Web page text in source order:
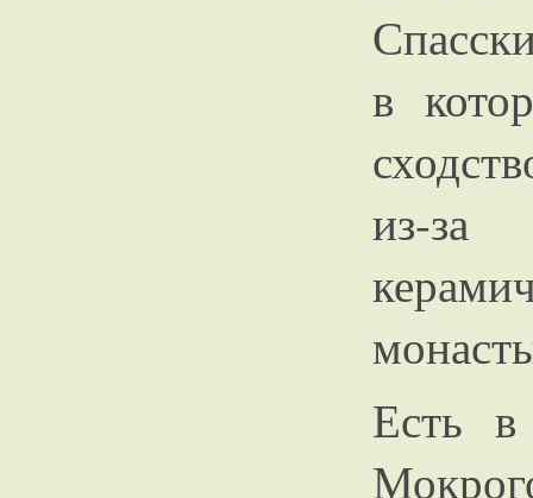
в
из-
Есть